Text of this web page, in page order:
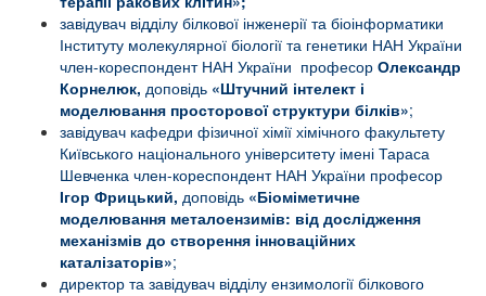
завідувач відділу білкової інженерії та біоінформатики
Інституту молекулярної біології та генетики НАН України
член-кореспондент НАН України професор Олександр
Корнелюк, доповідь «Штучний інтелект і
моделювання просторової структури білків»;
завідувач кафедри фізичної хімії хімічного факультету
Київського національного університету імені Тараса
Шевченка член-кореспондент НАН України професор
Ігор Фрицький, доповідь «Біоміметичне
моделювання металоензимів: від дослідження
механізмів до створення інноваційних
каталізаторів»;
директор та завідувач відділу ензимології білкового